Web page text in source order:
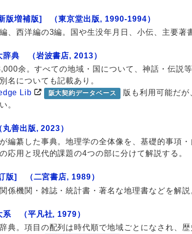
版増補版] （東京堂出版, 1990-1994）
、西洋編の3編。国や生没年月日、小伝、主要著
辞典 （岩波書店, 2013）
余。すべての地域・国について、神話・伝説
名についても記載あり。
Lib
阪大契約データベース
版も利用可能だ
。
善出版, 2023）
編纂した事典。地理学の全体像を、基礎的事項
応用と現代的課題の4つの部に分けて解説する。
版] （二宮書店, 1989）
係機関・雑誌・統計書・著名な地理書などを解説
系 （平凡社, 1979）
典。項目の配列は時代順で地域ごとになされ、歴